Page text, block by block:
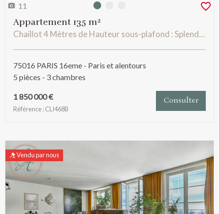
11 Photo 0
Appartement 135 m²
Chaillot 4 Mètres de Hauteur sous-plafond : Splendide appartement de réception avec deux suites
75016 PARIS 16eme - Paris et alentours
5 pièces - 3 chambres
1 850 000 €
Référence : CLI468B
Consulter
Vendu par nous